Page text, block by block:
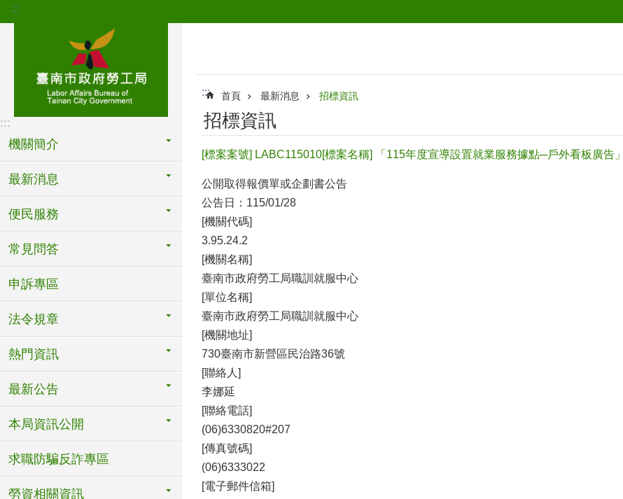
跳到主要內容區塊
:::
:::
機關簡介
最新消息
便民服務
常見問答
申訴專區
法令規章
熱門資訊
最新公告
本局資訊公開
求職防騙反詐專區
勞資相關資訊
::: 首頁 最新消息 招標資訊
招標資訊
[標案案號] LABC115010[標案名稱] 「115年度宣導設置就業服務據點─戶外看板廣告
公開取得報價單或企劃書公告
公告日：115/01/28
[機關代碼]
3.95.24.2
[機關名稱]
臺南市政府勞工局職訓就服中心
[單位名稱]
臺南市政府勞工局職訓就服中心
[機關地址]
730臺南市新營區民治路36號
[聯絡人]
李娜延
[聯絡電話]
(06)6330820#207
[傳真號碼]
(06)6333022
[電子郵件信箱]